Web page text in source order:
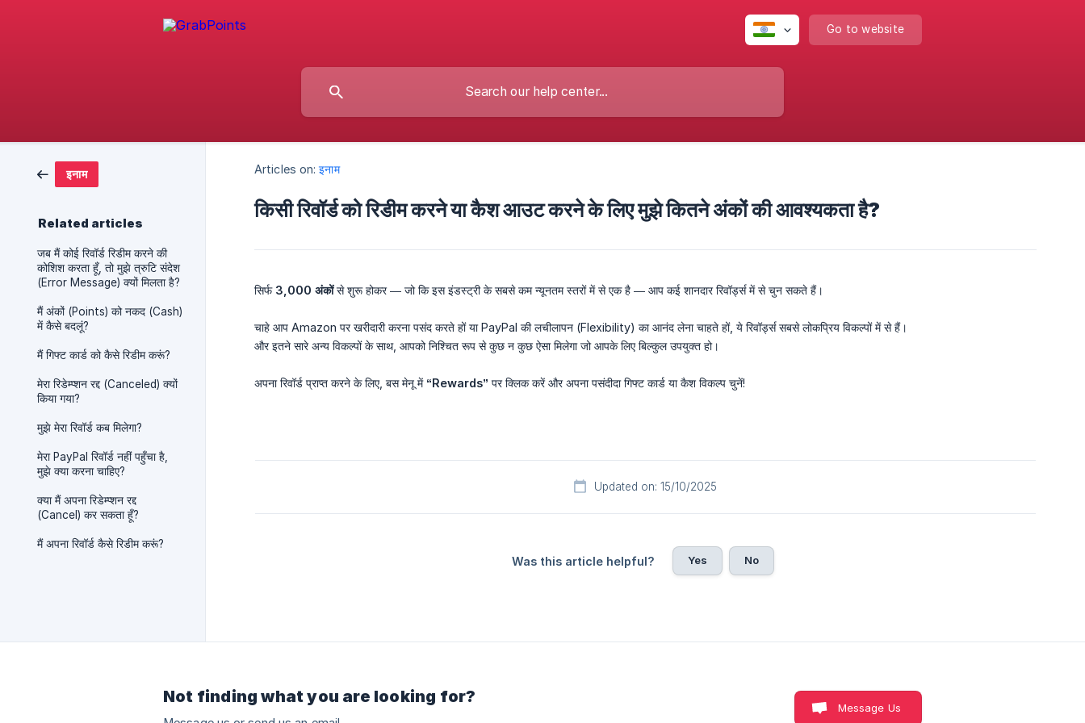
Go to website
इनाम
Related articles
जब मैं कोई रिवॉर्ड रिडीम करने की
कोशिश करता हूँ, तो मुझे त्रुटि संदेश
(Error Message) क्यों मिलता है?
मैं अंकों (Points) को नकद (Cash)
में कैसे बदलूं?
मैं गिफ्ट कार्ड को कैसे रिडीम करूं?
मेरा रिडेम्प्शन रद्द (Canceled) क्यों
किया गया?
मुझे मेरा रिवॉर्ड कब मिलेगा?
मेरा PayPal रिवॉर्ड नहीं पहुँचा है,
मुझे क्या करना चाहिए?
क्या मैं अपना रिडेम्प्शन रद्द
(Cancel) कर सकता हूँ?
मैं अपना रिवॉर्ड कैसे रिडीम करूं?
Articles on: इनाम
किसी रिवॉर्ड को रिडीम करने या कैश आउट करने के लिए मुझे कितने अंकों की आवश्यकता है?
सिर्फ 3,000 अंकोंसे शुरू होकर — जो कि इस इंडस्ट्री के सबसे कम न्यूनतम स्तरों में से एक है — आप कई शानदार रिवॉर्ड्स में से चुन सकते हैं।
चाहे आप Amazon पर खरीदारी करना पसंद करते हों या PayPal की लचीलापन (Flexibility) का आनंद लेना चाहते हों, ये रिवॉर्ड्स सबसे लोकप्रिय विकल्पों में से हैं।
और इतने सारे अन्य विकल्पों के साथ, आपको निश्चित रूप से कुछ न कुछ ऐसा मिलेगा जो आपके लिए बिल्कुल उपयुक्त हो।
अपना रिवॉर्ड प्राप्त करने के लिए, बस मेनू में “Rewards” पर क्लिक करें और अपना पसंदीदा गिफ्ट कार्ड या कैश विकल्प चुनें!
Updated on: 15/10/2025
Was this article helpful? Yes No
Not finding what you are looking for?
Message Us